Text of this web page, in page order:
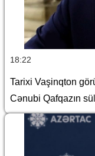
18:22
Tarixi Vaşinqton
Cənubi Qafqazın